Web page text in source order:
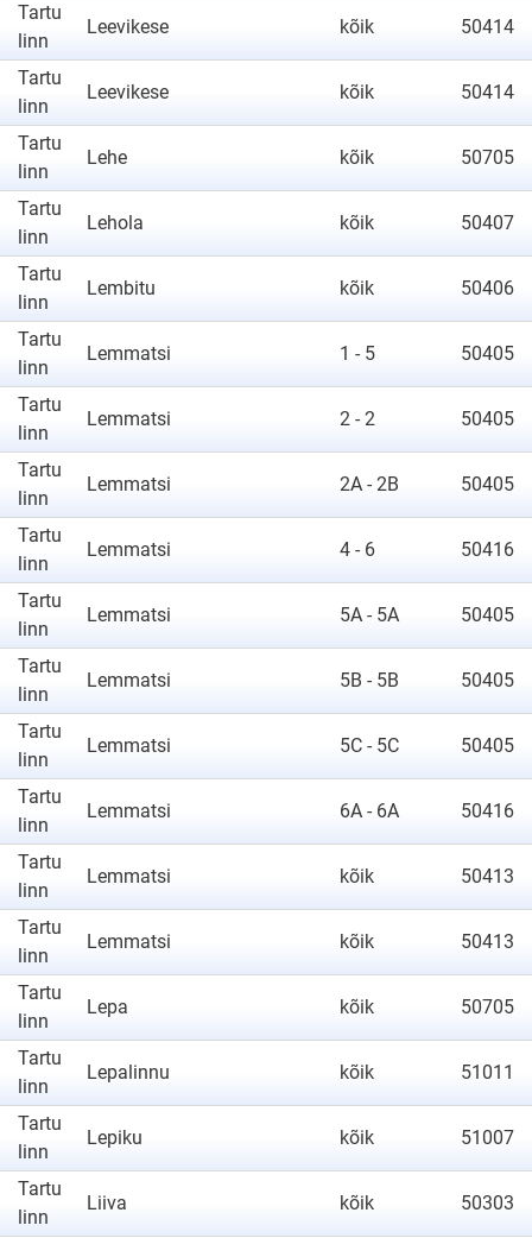
Tartu
linn
Leevikese kõik 50414
Tartu
linn
Leevikese kõik 50414
Tartu
linn
Lehe kõik 50705
Tartu
linn
Lehola kõik 50407
Tartu
linn
Lembitu kõik 50406
Tartu
linn
Lemmatsi 1 - 5 50405
Tartu
linn
Lemmatsi 2 - 2 50405
Tartu
linn
Lemmatsi 2A - 2B 50405
Tartu
linn
Lemmatsi 4 - 6 50416
Tartu
linn
Lemmatsi 5A - 5A 50405
Tartu
linn
Lemmatsi 5B - 5B 50405
Tartu
linn
Lemmatsi 5C - 5C 50405
Tartu
linn
Lemmatsi 6A - 6A 50416
Tartu
linn
Lemmatsi kõik 50413
Tartu
linn
Lemmatsi kõik 50413
Tartu
linn
Lepa kõik 50705
Tartu
linn
Lepalinnu kõik 51011
Tartu
linn
Lepiku kõik 51007
Tartu
linn
Liiva kõik 50303